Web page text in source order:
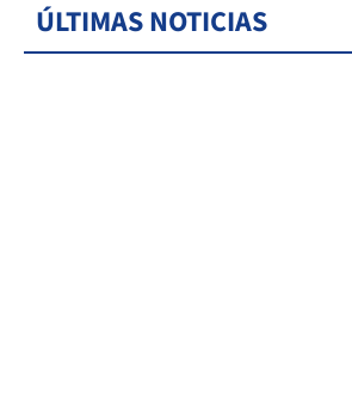
ÚLTIMAS NOTICIAS